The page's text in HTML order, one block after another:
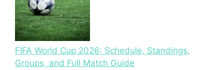
FIFA World Cup 2026: Schedule, Standings,
Groups, and Full Match Guide